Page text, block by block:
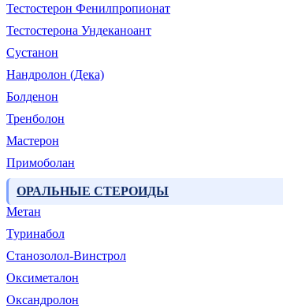
Тестостерон Фенилпропионат
Тестостерона Ундеканоант
Сустанон
Нандролон (Дека)
Болденон
Тренболон
Мастерон
Примоболан
ОРАЛЬНЫЕ СТЕРОИДЫ
Метан
Туринабол
Станозолол-Винстрол
Оксиметалон
Оксандролон